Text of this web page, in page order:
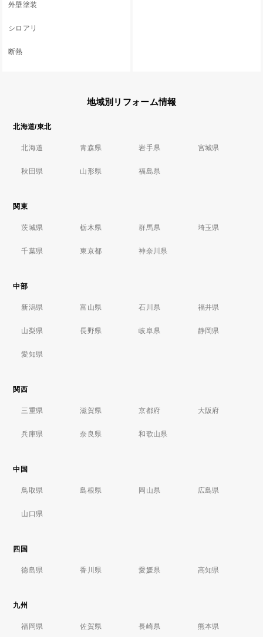
外壁塗装
シロアリ
断熱
地域別リフォーム情報
北海道/東北
北海道 青森県 岩手県 宮城県
秋田県 山形県 福島県
関東
茨城県 栃木県 群馬県 埼玉県
千葉県 東京都 神奈川県
中部
新潟県 富山県 石川県 福井県
山梨県 長野県 岐阜県 静岡県
愛知県
関西
三重県 滋賀県 京都府 大阪府
兵庫県 奈良県 和歌山県
中国
鳥取県 島根県 岡山県 広島県
山口県
四国
徳島県 香川県 愛媛県 高知県
九州
福岡県 佐賀県 長崎県 熊本県